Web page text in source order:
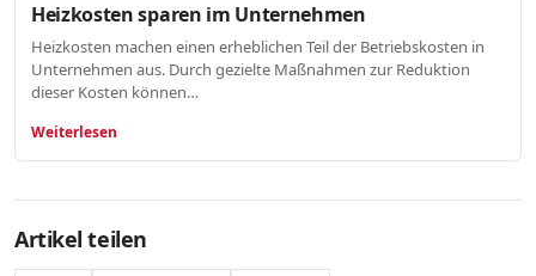
Heizkosten sparen im Unternehmen
Heizkosten machen einen erheblichen Teil der Betriebskosten in
Unternehmen aus. Durch gezielte Maßnahmen zur Reduktion
dieser Kosten können…
Weiterlesen
Artikel teilen